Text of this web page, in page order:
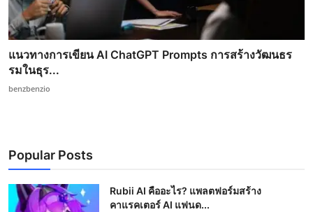
แนวทางการเขียน AI ChatGPT Prompts การสร้างวัฒนธร
รมในธุร...
benzbenzio
Popular Posts
Rubii AI คืออะไร? แพลตฟอร์มสร้าง
คาแรคเตอร์ AI แฟนด...